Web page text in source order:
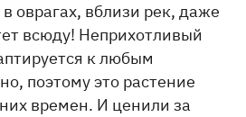
оврагах, вблизи рек, даже
всюду! Неприхотливый
к любым
поэтому это растение
времен. И ценили за